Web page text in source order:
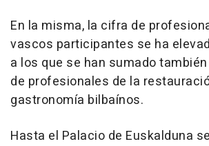
En la misma, la cifra de
vascos participantes se ha
a los que se han sumado
de profesionales de la
gastronomía bilbaínos.
Hasta el Palacio de Euskalduna